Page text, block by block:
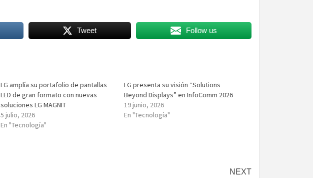
Tweet Follow us
LG amplía su portafolio de pantallas
LED de gran formato con nuevas
soluciones LG MAGNIT
5 julio, 2026
En "Tecnología"
LG presenta su visión “Solutions
Beyond Displays” en InfoComm 2026
19 junio, 2026
En "Tecnología"
NEXT